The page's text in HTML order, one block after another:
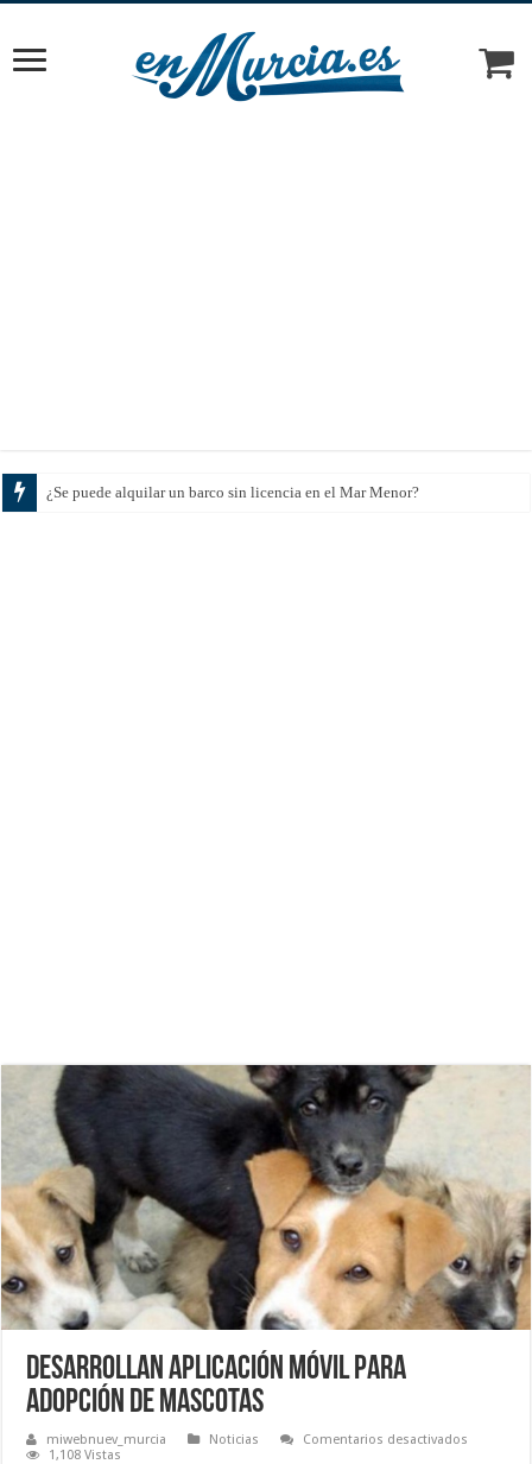
¿Se puede alquilar un barco sin licencia en el Mar Menor?
Desarrollan aplicación móvil para
adopción de mascotas
miwebnuev_murcia Noticias Comentarios desactivados
1,108 Vistas